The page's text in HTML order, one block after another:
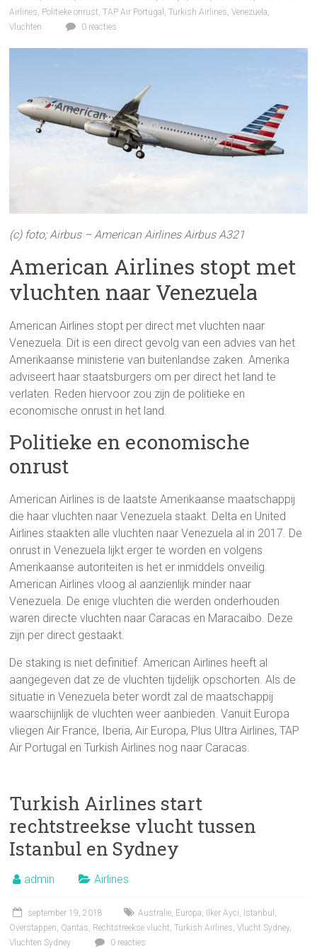
Airlines, Politieke onrust,TAP Air Portugal ,Turkish Airlines,Venezuela,
Vluchten
0 reacties
(c) foto; Airbus – American Airlines Airbus A321
American Airlines stopt met
vluchten naar Venezuela
American Airlines stopt per direct met vluchten naar
Venezuela. Dit is een direct gevolg van een advies van het
Amerikaanse ministerie van buitenlandse zaken. Amerika
adviseert haar staatsburgers om per direct het land te
verlaten. Reden hiervoor zou zijn de politieke en
economische onrust in het land.
Politieke en economische
onrust
American Airlines is de laatste Amerikaanse maatschappij
die haar vluchten naar Venezuela staakt. Delta en United
Airlines staakten alle vluchten naar Venezuela al in 2017. De
onrust in Venezuela lijkt erger te worden en volgens
Amerikaanse autoriteiten is het er inmiddels onveilig.
American Airlines vloog al aanzienlijk minder naar
Venezuela. De enige vluchten die werden onderhouden
waren directe vluchten naar Caracas en Maracaibo. Deze
zijn per direct gestaakt.
De staking is niet definitief. American Airlines heeft al
aangegeven dat ze de vluchten tijdelijk opschorten. Als de
situatie in Venezuela beter wordt zal de maatschappij
waarschijnlijk de vluchten weer aanbieden. Vanuit Europa
vliegen Air France, Iberia, Air Europa, Plus Ultra Airlines, TAP
Air Portugal en Turkish Airlines nog naar Caracas.
Turkish Airlines start
rechtstreekse vlucht tussen
Istanbul en Sydney
admin Airlines
september 19, 2018 Australie, Europa, Ilker Ayci, Istanbul ,
Overstappen, Qantas, Rechtstreekse vlucht,Turkish Airlines,Vlucht Sydney,
Vluchten Sydney
0 reacties